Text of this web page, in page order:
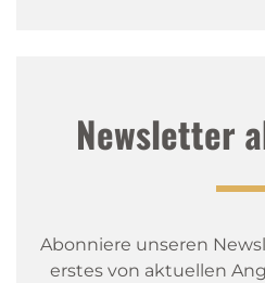
Newsletter
Abonniere unseren
erstes von aktuellen